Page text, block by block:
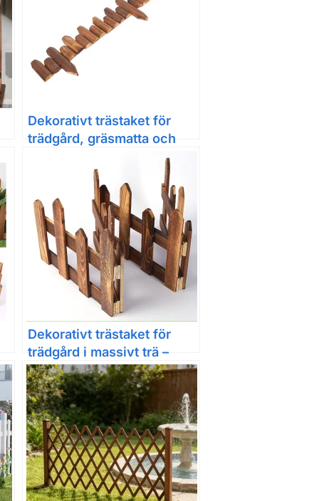
Dekorativt trästaket för
trädgård, gräsmatta och
Dekorativt trästaket för
trädgård i massivt trä –
formbar rabattkant